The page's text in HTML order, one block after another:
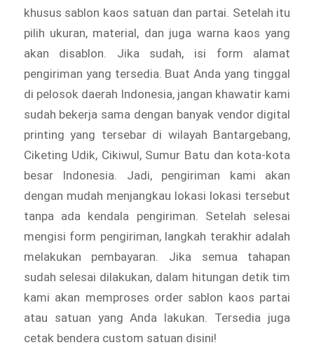
khusus sablon kaos satuan dan partai. Setelah itu
pilih ukuran, material, dan juga warna kaos yang
akan disablon. Jika sudah, isi form alamat
pengiriman yang tersedia. Buat Anda yang tinggal
di pelosok daerah Indonesia, jangan khawatir kami
sudah bekerja sama dengan banyak vendor digital
printing yang tersebar di wilayah Bantargebang,
Ciketing Udik, Cikiwul, Sumur Batu dan kota-kota
besar Indonesia. Jadi, pengiriman kami akan
dengan mudah menjangkau lokasi lokasi tersebut
tanpa ada kendala pengiriman. Setelah selesai
mengisi form pengiriman, langkah terakhir adalah
melakukan pembayaran. Jika semua tahapan
sudah selesai dilakukan, dalam hitungan detik tim
kami akan memproses order sablon kaos partai
atau satuan yang Anda lakukan. Tersedia juga
cetak bendera custom satuan disini!